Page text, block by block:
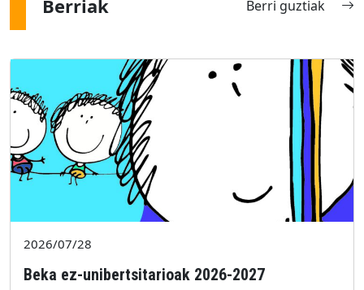
Berriak Berri guztiak
2026/07/28
Beka ez-unibertsitarioak 2026-2027